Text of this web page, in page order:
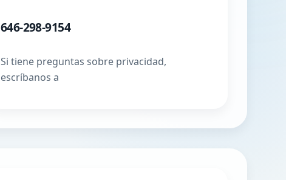
646-298-9154
Si tiene preguntas sobre privacidad,
escríbanos a